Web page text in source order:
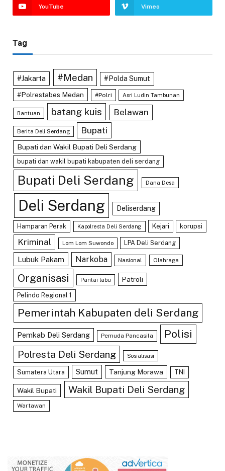
YouTube Vimeo
Tag
#Jakarta #Medan
#Polda Sumut
#Polrestabes Medan
#Polri Asri Ludin Tambunan
Bantuan batang kuis Belawan
Berita Deli Serdang Bupati
Bupati dan Wakil Bupati Deli Serdang
bupati dan wakil bupati kabupaten deli serdang
Bupati Deli Serdang Dana Desa
Deli Serdang Deliserdang
Hamparan Perak Kapolresta Deli Serdang Kejari korupsi
Kriminal Lom Lom Suwondo LPA Deli Serdang
Lubuk Pakam Narkoba Nasional Olahraga
Organisasi Pantai labu Patroli
Pelindo Regional 1
Pemerintah Kabupaten deli Serdang
Pemkab Deli Serdang Pemuda Pancasila Polisi
Polresta Deli Serdang Sosialisasi
Sumatera Utara Sumut Tanjung Morawa TNI
Wakil Bupati Wakil Bupati Deli Serdang
Wartawan